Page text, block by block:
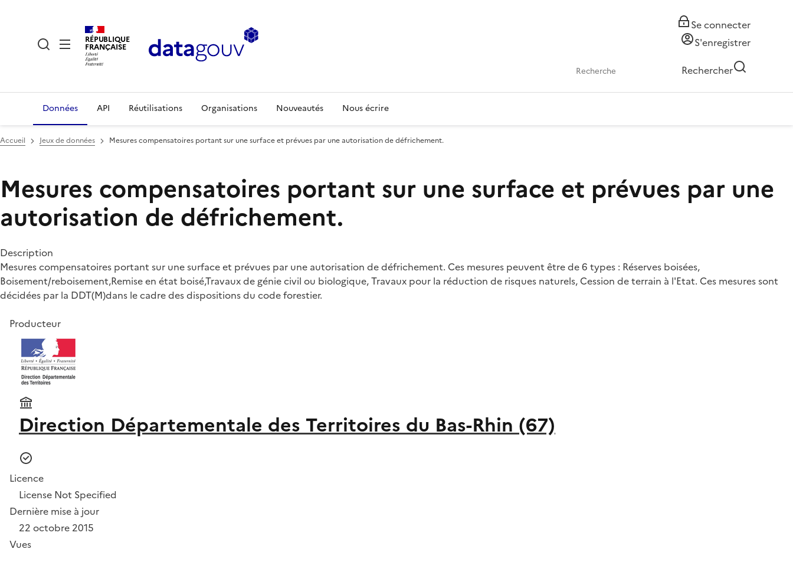
RÉPUBLIQUE
FRANÇAISE
Se connecter
S'enregistrer
Rechercher
Données API Réutilisations Organisations Nouveautés Nous écrire
Accueil Jeux de données Mesures compensatoires portant sur une surface et prévues par une autorisation de défrichement.
Mesures compensatoires portant sur une surface et prévues par une
autorisation de défrichement.
Description
Mesures compensatoires portant sur une surface et prévues par une autorisation de défrichement. Ces mesures peuvent être de 6 types : Réserves boisées,
Boisement/reboisement,Remise en état boisé,Travaux de génie civil ou biologique, Travaux pour la réduction de risques naturels, Cession de terrain à l'Etat. Ces mesures sont
décidées par la DDT(M)dans le cadre des dispositions du code forestier.
Producteur
Direction Départementale des Territoires du Bas-Rhin (67)
Licence
License Not Specified
Dernière mise à jour
22 octobre 2015
Vues